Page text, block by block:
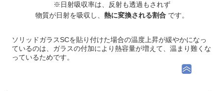
※日射吸収率は、反射も透過もされず
物質が日射を吸収し、 熱に変換される割合です。
ソリッドガラスSCを貼り付けた場合の温度上昇が緩やかになっ
ているのは、ガラスの付加により熱容量が増えて、温まり難くな
っているためです。